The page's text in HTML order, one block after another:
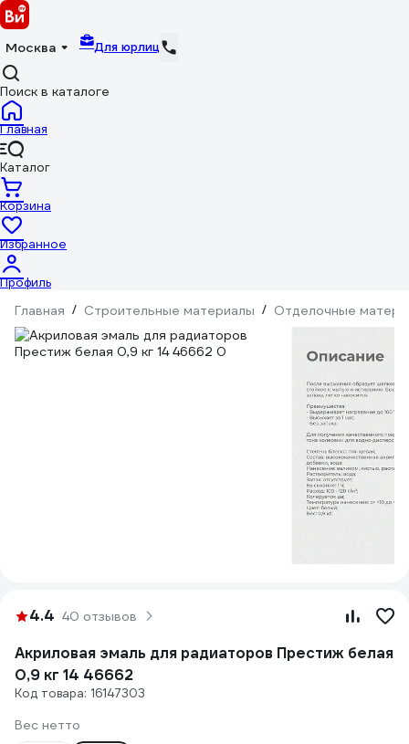
Москва Для юрлиц
Поиск в каталоге
Главная
Каталог
Корзина
Избранное
Профиль
Главная / Строительные материалы / Отделочные
4.4 40 отзывов
Акриловая эмаль для радиаторов Престиж белая
0,9 кг 14 46662
Код товара: 16147303
Вес нетто